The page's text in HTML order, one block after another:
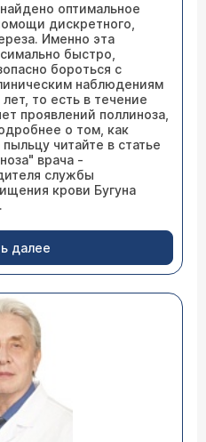
оптимальное
дискретного,
Именно эта
быстро,
бороться с
наблюдениям
то есть в течение
проявлений поллиноза,
о том, как
читайте в статье
врача -
службы
крови Бугуна
далее